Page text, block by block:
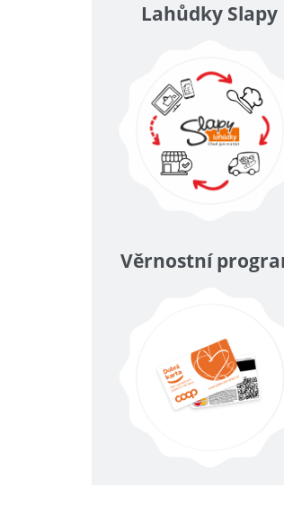
Lahůdky Slapy
Věrnostní